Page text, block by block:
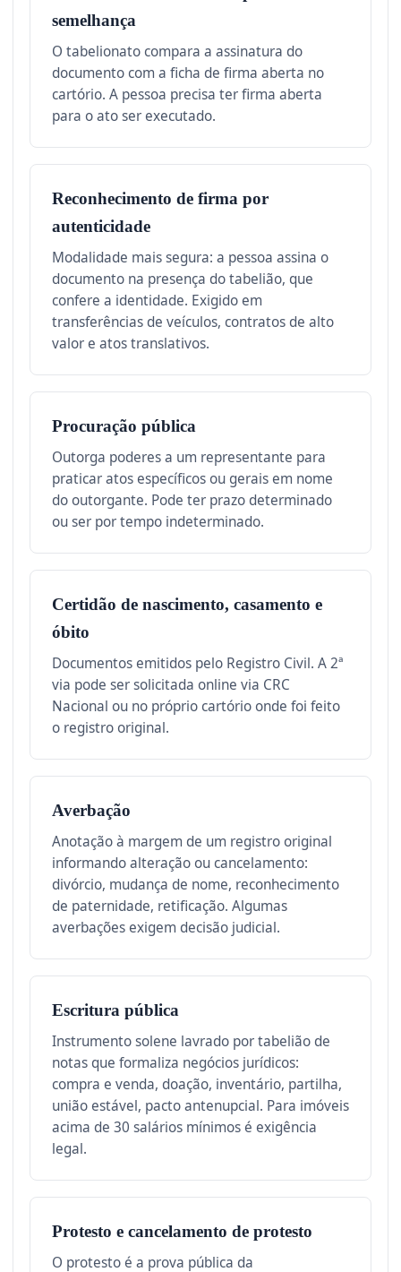
semelhança
O tabelionato compara a assinatura do
documento com a ficha de firma aberta no
cartório. A pessoa precisa ter firma aberta
para o ato ser executado.
Reconhecimento de firma por
autenticidade
Modalidade mais segura: a pessoa assina o
documento na presença do tabelião, que
confere a identidade. Exigido em
transferências de veículos, contratos de alto
valor e atos translativos.
Procuração pública
Outorga poderes a um representante para
praticar atos específicos ou gerais em nome
do outorgante. Pode ter prazo determinado
ou ser por tempo indeterminado.
Certidão de nascimento, casamento e
óbito
Documentos emitidos pelo Registro Civil. A 2ª
via pode ser solicitada online via CRC
Nacional ou no próprio cartório onde foi feito
o registro original.
Averbação
Anotação à margem de um registro original
informando alteração ou cancelamento:
divórcio, mudança de nome, reconhecimento
de paternidade, retificação. Algumas
averbações exigem decisão judicial.
Escritura pública
Instrumento solene lavrado por tabelião de
notas que formaliza negócios jurídicos:
compra e venda, doação, inventário, partilha,
união estável, pacto antenupcial. Para imóveis
acima de 30 salários mínimos é exigência
legal.
Protesto e cancelamento de protesto
O protesto é a prova pública da